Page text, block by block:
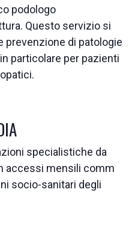
podologo
Questo servizio si
prevenzione di patologie
particolare per pazienti
specialistiche da
accessi mensili comm
socio-sanitari degli